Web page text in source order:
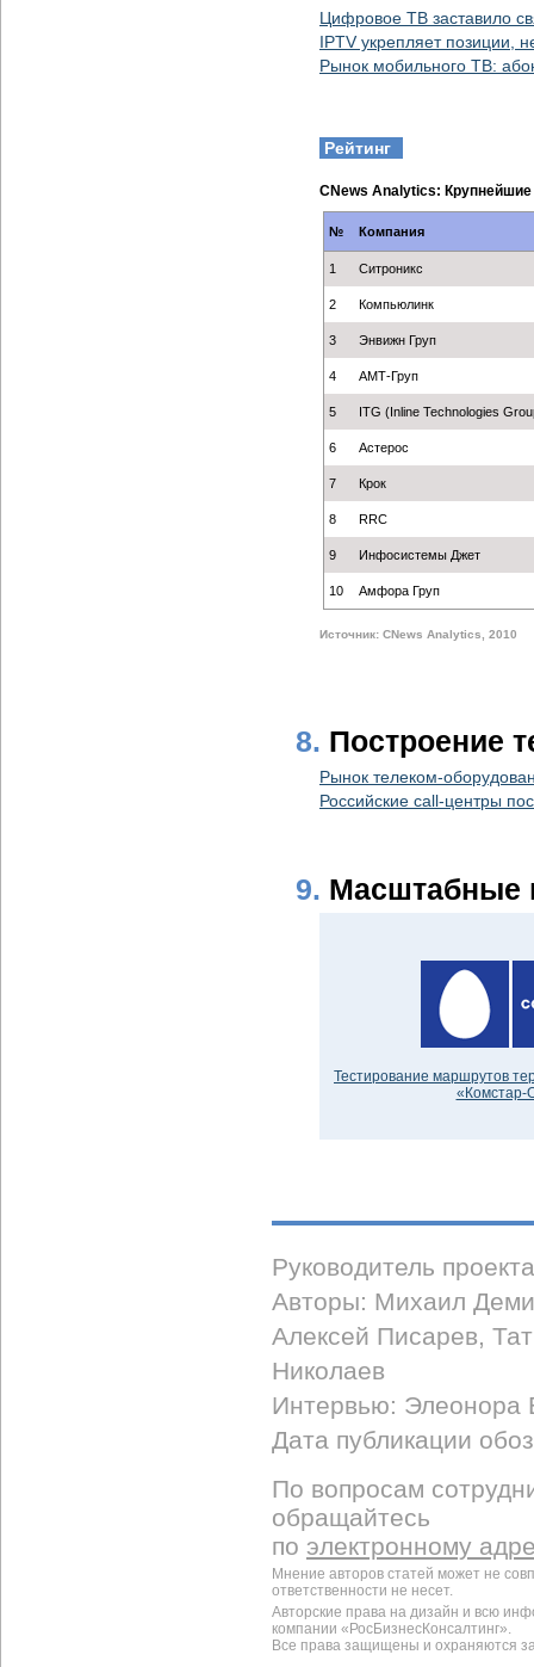
Цифровое ТВ заставило
IPTV укрепляет позиции,
Рынок мобильного ТВ:
Рейтинг
CNews Analytics:
№ Компания
1 Ситроникс
2 Компьюлинк
3 Энвижн Груп
4 АМТ-Груп
5 ITG (Inline Technologies
6 Астерос
7 Крок
8 RRC
9 Инфосистемы Джет
10 Амфора Груп
Источник: CNews Analytics, 2010
8. Построение
Рынок телеком-
Российские call-центры
9. Масштабные
Тестирование маршрутов
«Комстар-
Руководитель
Авторы: Михаил
Алексей Писарев,
Николаев
Интервью: Элеонора
Дата публикации
По вопросам
обращайтесь
по электронному
Мнение авторов статей может не
ответственности не несет.
Авторские права на дизайн и всю
компании «РосБизнесКонсалтинг».
Все права защищены и охраняются